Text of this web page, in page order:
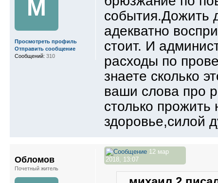
события.Дожить
адекватно
стоит. И
расходы по
знаете сколько
ваши слова про
столько прожить
здоровье,силой
М
Просмотреть профиль
Отправить сообщение
Сообщений: 310
12 мар
2018, 13:07
Обломов
Почетный житель